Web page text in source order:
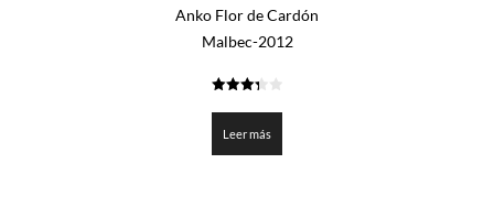
Anko Flor de Cardón
Malbec-2012
de 5
Leer más